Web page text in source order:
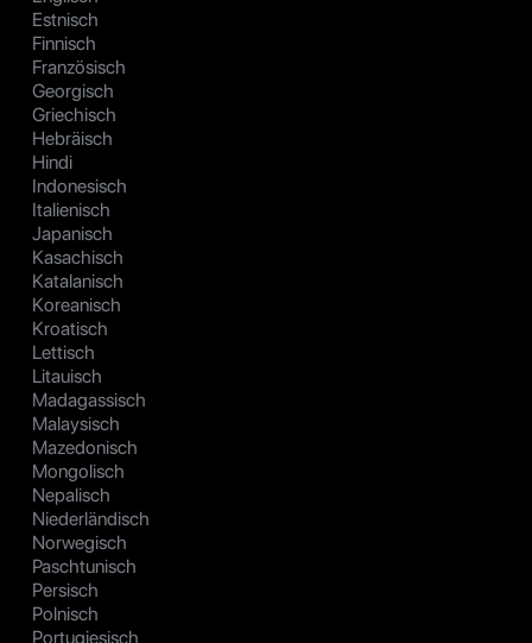
Estnisch
Finnisch
Französisch
Georgisch
Griechisch
Hebräisch
Hindi
Indonesisch
Italienisch
Japanisch
Kasachisch
Katalanisch
Koreanisch
Kroatisch
Lettisch
Litauisch
Madagassisch
Malaysisch
Mazedonisch
Mongolisch
Nepalisch
Niederländisch
Norwegisch
Paschtunisch
Persisch
Polnisch
Portugiesisch